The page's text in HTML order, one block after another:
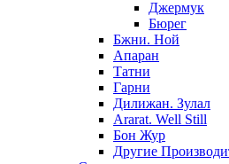
Джермук
Бюрег
Бжни. Ной
Апаран
Татни
Гарни
Дилижан. Зулал
Ararat. Well Still
Бон Жур
Другие